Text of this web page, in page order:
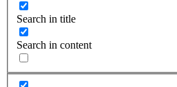
Search in title
Search in content